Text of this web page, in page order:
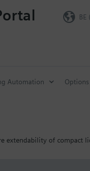
BE
Automation Options
of compact